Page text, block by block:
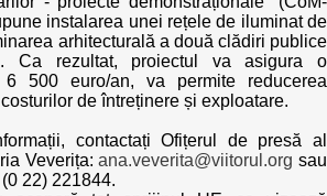
instalarea unei rețele de iluminat de
arhitecturală a două clădiri publice
Ca rezultat, proiectul va asigura o
500 euro/an, va permite reducerea
de întreținere și exploatare.
contactați Ofițerul de presă al
Veverița:ana.veverita@viitorul.org sau
22) 221844.